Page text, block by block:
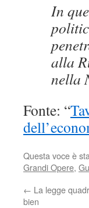
In
alla
nella
Fonte: “
Questa voce è
Grandi Opere,
← La legge
bien